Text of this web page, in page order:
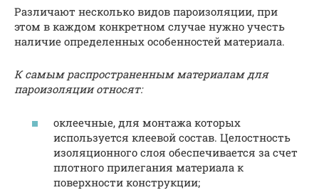
Различают несколько видов пароизоляции, при
этом в каждом конкретном случае нужно учесть
наличие определенных особенностей материала.
К самым распространенным материалам для
пароизоляции относят:
оклеечные, для монтажа которых
используется клеевой состав. Целостность
изоляционного слоя обеспечивается за счет
плотного прилегания материала к
поверхности конструкции;